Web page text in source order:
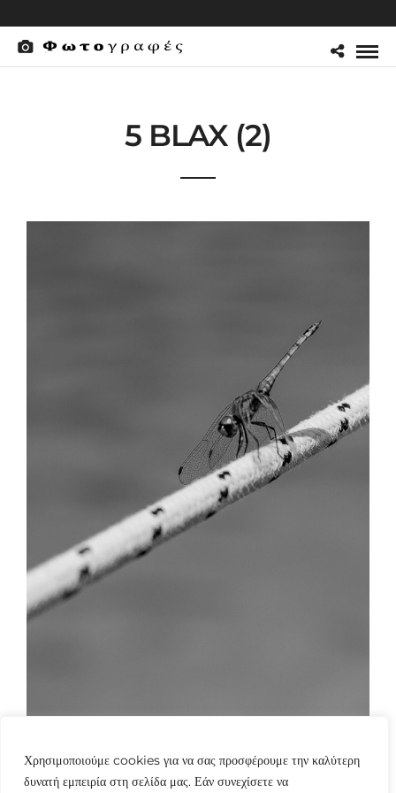
Χρησιμοποιούμε cookies για να σας προσφέρουμε την καλύτερη
δυνατή εμπειρία στη σελίδα μας. Εάν συνεχίσετε να
5 BLAX (2)